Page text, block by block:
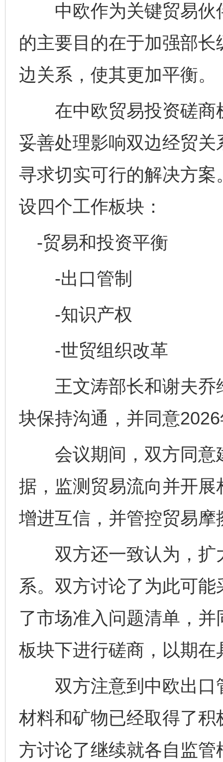
中欧作为关键贸易伙
的主要目的在于加强部
边关系，使其更加平衡。
在中欧贸易投资磋商
妥善处理影响双边经贸
寻求切实可行的解决方
设四个工作板块：
-贸易和投资平衡
-出口管制
-知识产权
-世贸组织改革
王文涛部长和谢夫乔
块保持沟通，并同意
会议期间，双方同意
据，监测贸易流向并开
增进互信，并管控贸易摩
双方还一致认为，扩
系。双方讨论了为此可
了市场准入问题清单，
板块下进行磋商，以期
双方注意到中欧出口
材料和矿物已经取得了
方讨论了继续就各自监
完善运行机制助力责任有效落实 一纸欠